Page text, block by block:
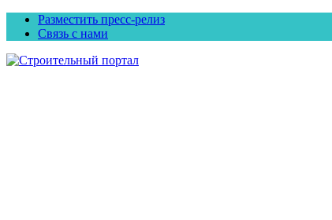
Разместить пресс-релиз
Связь с нами